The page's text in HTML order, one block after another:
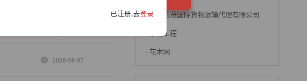
: WZGX-WJHB-***G 公告截止时间 :
2026-08-07
· 上海信茂国际货物运输代理有限公司
水利工程
· 花木网
已注册,去登录